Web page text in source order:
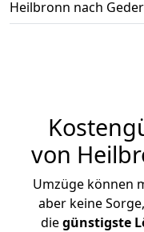
Heilbronn nach
von
Umzüge können
aber keine
diegünstigste